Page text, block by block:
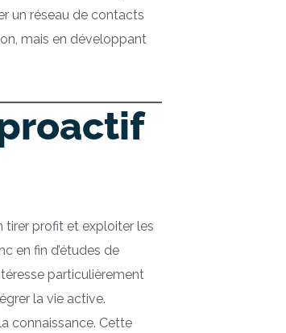
un réseau de contacts
mais en développant
tirer profit et exploiter les
en fin d’études de
particulièrement
la vie active.
connaissance. Cette